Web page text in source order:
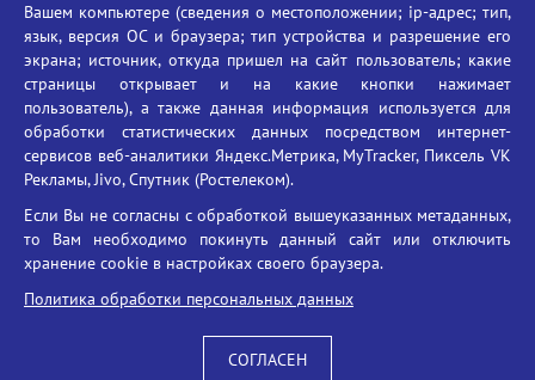
БГУ против наркотиков
Брянский государственный университет
имени академика И.Г. Петровского
Время работы: пн-пт 09:00-18:00
E-mail: bryanskgu@mail.ru
Телефон: +7(4832)58-90-85
Вход
Вашем компьютере (сведения о местоположении; ip-адрес; тип,
язык, версия ОС и браузера; тип устройства и разрешение его
экрана; источник, откуда пришел на сайт пользователь; какие
страницы открывает и на какие кнопки нажимает
пользователь), а также данная информация используется для
обработки статистических данных посредством интернет-
сервисов веб-аналитики Яндекс.Метрика, MyTracker, Пиксель VK
Рекламы, Jivo, Спутник (Ростелеком).
Если Вы не согласны с обработкой вышеуказанных метаданных,
то Вам необходимо покинуть данный сайт или отключить
хранение cookie в настройках своего браузера.
Политика обработки персональных данных
СОГЛАСЕН